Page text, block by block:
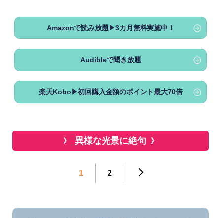
Amazonで読み放題▶3カ月無料実施中！
Audibleで聞き放題
楽天Kobo▶初回購入金額のポイント最大70倍
異様な光景に絶句
1 2